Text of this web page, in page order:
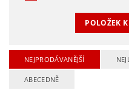
POLOŽEK
NEJPRODÁVANĚJŠÍ
ABECEDNĚ